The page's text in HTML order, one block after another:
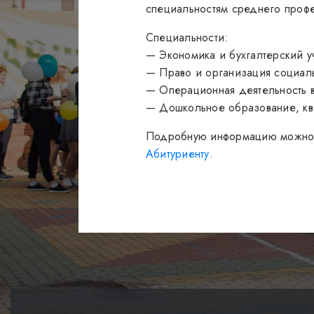
специальностям среднего
Специальности:
— Экономика и бухгалтерский
— Право и организация
— Операционная деятельность
— Дошкольное образование,
Подробную информацию можно
Абитуриенту.